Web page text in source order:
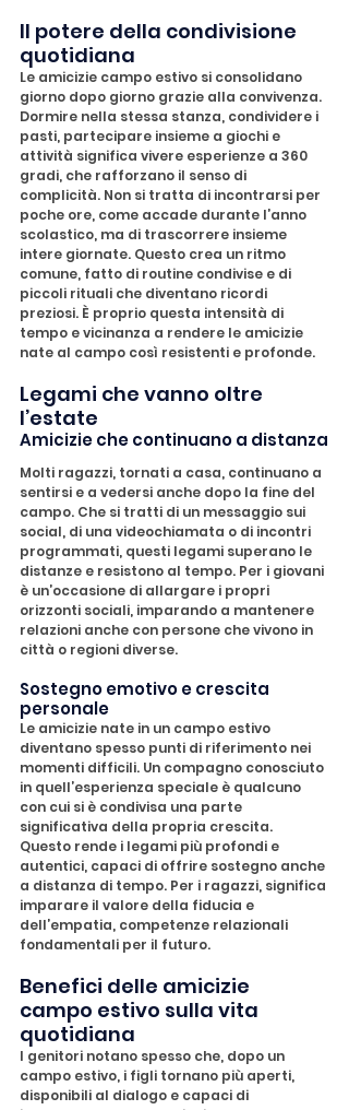
Il potere della condivisione
quotidiana
Le amicizie campo estivo si consolidano
giorno dopo giorno grazie alla convivenza.
Dormire nella stessa stanza, condividere i
pasti, partecipare insieme a giochi e
attività significa vivere esperienze a 360
gradi, che rafforzano il senso di
complicità. Non si tratta di incontrarsi per
poche ore, come accade durante l’anno
scolastico, ma di trascorrere insieme
intere giornate. Questo crea un ritmo
comune, fatto di routine condivise e di
piccoli rituali che diventano ricordi
preziosi. È proprio questa intensità di
tempo e vicinanza a rendere le amicizie
nate al campo così resistenti e profonde.
Legami che vanno oltre
l’estate
Amicizie che continuano a distanza
Molti ragazzi, tornati a casa, continuano a
sentirsi e a vedersi anche dopo la fine del
campo. Che si tratti di un messaggio sui
social, di una videochiamata o di incontri
programmati, questi legami superano le
distanze e resistono al tempo. Per i giovani
è un’occasione di allargare i propri
orizzonti sociali, imparando a mantenere
relazioni anche con persone che vivono in
città o regioni diverse.
Sostegno emotivo e crescita
personale
Le amicizie nate in un campo estivo
diventano spesso punti di riferimento nei
momenti difficili. Un compagno conosciuto
in quell’esperienza speciale è qualcuno
con cui si è condivisa una parte
significativa della propria crescita.
Questo rende i legami più profondi e
autentici, capaci di offrire sostegno anche
a distanza di tempo. Per i ragazzi, significa
imparare il valore della fiducia e
dell’empatia, competenze relazionali
fondamentali per il futuro.
Benefici delle amicizie
campo estivo sulla vita
quotidiana
I genitori notano spesso che, dopo un
campo estivo, i figli tornano più aperti,
disponibili al dialogo e capaci di